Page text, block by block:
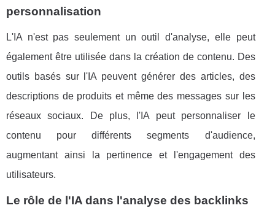
personnalisation
L'IA n'est pas seulement un outil d'analyse, elle peut
également être utilisée dans la création de contenu. Des
outils basés sur l'IA peuvent générer des articles, des
descriptions de produits et même des messages sur les
réseaux sociaux. De plus, l'IA peut personnaliser le
contenu pour différents segments d'audience,
augmentant ainsi la pertinence et l'engagement des
utilisateurs.
Le rôle de l'IA dans l'analyse des backlinks